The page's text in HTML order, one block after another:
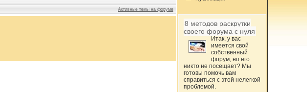
Активные темы на форуме
8 методов раскрутки
своего форума с нуля
Итак, у вас
имеется свой
собственный
форум, но его
никто не посещает? Мы
готовы помочь вам
справиться с этой нелегкой
проблемой.